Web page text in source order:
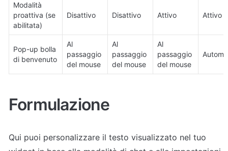
Modalità
proattiva (se
abilitata)
Disattivo Disattivo Attivo Attivo
Pop-up bolla
di benvenuto
Al
passaggio
del mouse
Al
passaggio
del mouse
Al
passaggio
del mouse
Formulazione
Qui puoi personalizzare il testo visualizzato nel tuo